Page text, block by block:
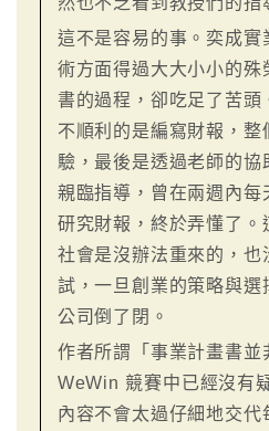
這不是容易的事。奕成實
術方面得過大大小小的殊
書的過程，卻吃足了苦頭
不順利的是編寫財報，整
驗，最後是透過老師的協
親臨指導，曾在兩週內每
研究財報，終於弄懂了。
社會是沒辦法重來的，也
試，一旦創業的策略與選
公司倒了閉。
作者所謂「事業計畫書並
WeWin 競賽中已經沒有
內容不會太過仔細地交代